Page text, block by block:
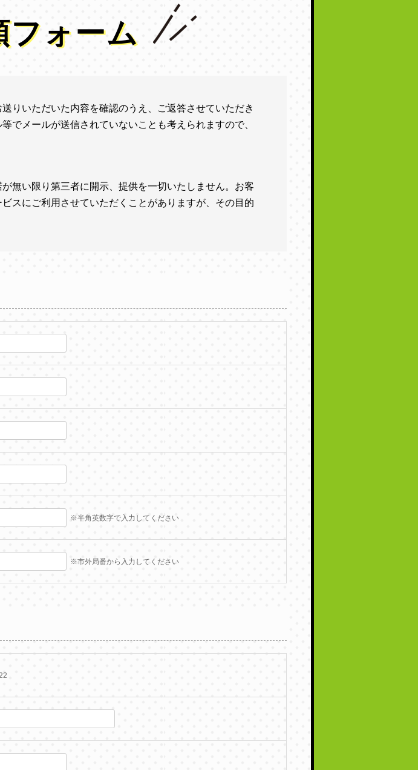
フォーム
りいただいた内容を確認のうえ、ご返答させていただき
でメールが送信されていないことも考えられますので、
無い限り第三者に開示、提供を一切いたしません。お客
スにご利用させていただくことがありますが、その目的
※半角英数字で入力してください
※市外局番から入力してください